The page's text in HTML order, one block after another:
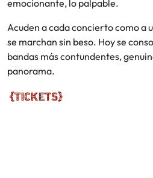
emocionante, lo palpable.
Acuden a cada concierto como a
se marchan sin beso. Hoy se
bandas más contundentes,
panorama.